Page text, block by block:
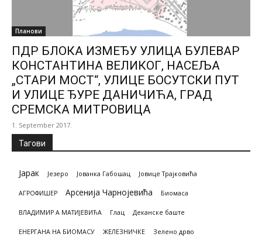
Планови
ПДР БЛОКА ИЗМЕЂУ УЛИЦА БУЛЕВАР
КОНСТАНТИНА ВЕЛИКОГ, НАСЕЉА
„СТАРИ МОСТ“, УЛИЦЕ БОСУТСКИ ПУТ
И УЛИЦЕ ЂУРЕ ДАНИЧИЋА, ГРАД
СРЕМСКА МИТРОВИЦА
1. September 2017.
Тагови
Јарак Језеро Јованка Габошац Јовице Трајковића
АГРОФИШЕР Арсенија Чарнојевића Биомасa
ВЛАДИМИР А МАТИЈЕВИЋА Глац Деканске баште
ЕНЕРГАНА НА БИОМАСУ ЖЕЛЕЗНИЧКЕ Зелено дрво